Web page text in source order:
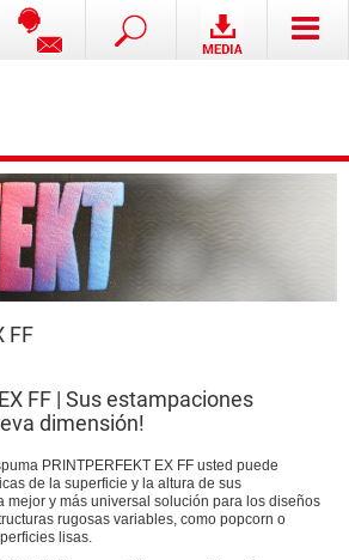
FF
FF | Sus estampaciones
dimensión!
PRINTPERFEKT EX FF usted puede
de la superficie y la altura de sus
mejor y más universal solución para los diseños
rugosas variables, como popcorn o
lisas.